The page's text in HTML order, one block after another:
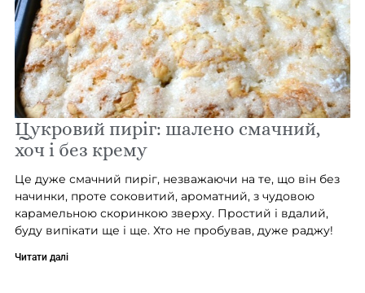
Цукровий пиріг: шалено смачний,
хоч і без крему
Це дуже смачний пиріг, незважаючи на те, що він без
начинки, проте соковитий, ароматний, з чудовою
карамельною скоринкою зверху. Простий і вдалий,
буду випікати ще і ще. Хто не пробував, дуже раджу!
Читати далі